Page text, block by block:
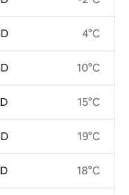
4°C
10°C
15°C
19°C
18°C